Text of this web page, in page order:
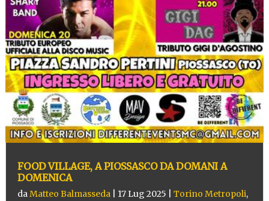
FOOD VILLAGE, A PIOSSASCO DA DOMANI A
DOMENICA
daMatteo Balmasseda| 17 Lug 2025 Torino Metropoli,